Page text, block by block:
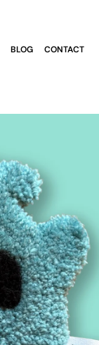
BLOG CONTACT